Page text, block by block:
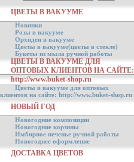
ЦВЕТЫ В ВАКУУМЕ
Новинки
Розы в вакууме
Орхидеи в вакууме
Цветы в вакууме(цветы в стекле)
Букеты из мыла ручной работы
ЦВЕТЫ В ВАКУУМЕ ДЛЯ
ОПТОВЫХ КЛИЕНТОВ НА САЙТЕ:
http://www.buket-shop.ru
Цветы в вакууме для оптовых
клиентов на сайте: http://www.buket-shop.ru
НОВЫЙ ГОД
Новогодние композиции
Новогодние корзины
Имбирное печенье ручной работы
Новогоднее оформление
ДОСТАВКА ЦВЕТОВ